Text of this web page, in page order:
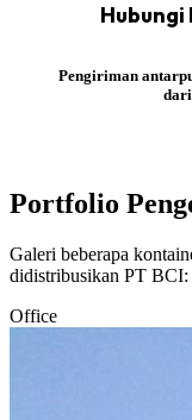
Hubungi
Pengiriman
Portfolio
Galeri beberapa
didistribusikan PT BCI:
Office